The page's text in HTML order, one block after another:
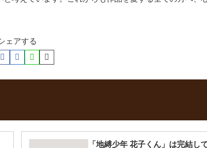
ェアする
「地縛少年 花子くん」は完結し